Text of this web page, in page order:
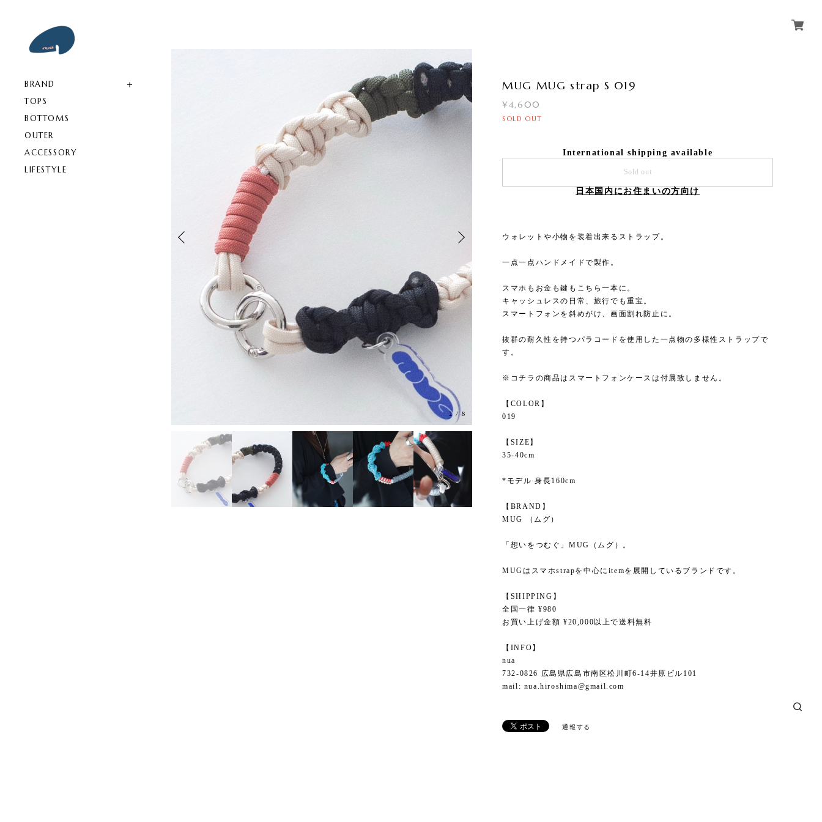
BRAND
TOPS
BOTTOMS
OUTER
ACCESSORY
LIFESTYLE
3/8
MUG MUG strap S 019
¥4,600
SOLD OUT
International shipping available
Sold out
日本国内にお住まいの方向け
ウォレットや小物を装着出来るストラップ。
一点一点ハンドメイドで製作。
スマホもお金も鍵もこちら一本に。
キャッシュレスの日常、旅行でも重宝。
スマートフォンを斜めがけ、画面割れ防止に。
抜群の耐久性を持つパラコードを使用した一点物の多様性ストラップで
す。
※コチラの商品はスマートフォンケースは付属致しません。
【COLOR】
019
【SIZE】
35-40cm
*モデル 身長160cm
【BRAND】
MUG （ムグ）
「想いをつむぐ」MUG（ムグ）。
MUGはスマホstrapを中心にitemを展開しているブランドです。
【SHIPPING】
全国一律 ¥980
お買い上げ金額 ¥20,000以上で送料無料
【INFO】
nua
732-0826 広島県広島市南区松川町6-14井原ビル101
mail: nua.hiroshima@gmail.com
通報する